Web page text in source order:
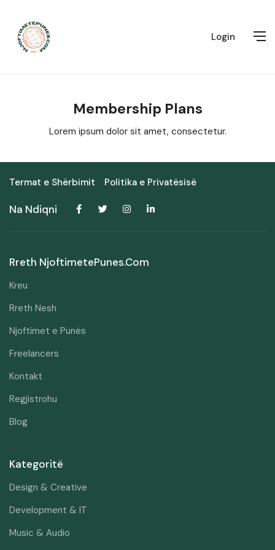
Login
Membership Plans
Lorem ipsum dolor sit amet, consectetur.
Termat e Shërbimit Politika e Privatësisë
Na Ndiqni
Rreth NjoftimetePunes.com
Kreu
Rreth Nesh
Njoftimet e Punës
Freelancers
Kontakt
Regjistrohu
Blog
Kategoritë
Design & Creative
Development & IT
Music & Audio